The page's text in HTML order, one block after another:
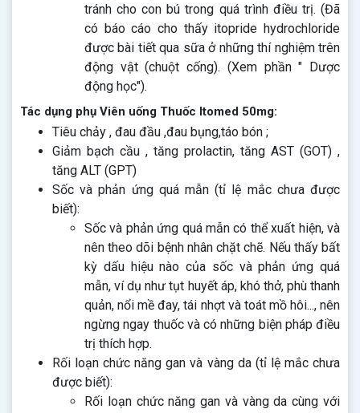
tránh cho con bú trong quá trình điều trị. (Đã
có báo cáo cho thấy itopride hydrochloride
được bài tiết qua sữa ở những thí nghiệm trên
động vật (chuột cống). (Xem phần " Dược
động học").
Tác dụng phụ Viên uống Thuốc Itomed 50mg:
Tiêu chảy , đau đầu ,đau bụng,táo bón ;
Giảm bạch cầu , tăng prolactin, tăng AST (GOT) ,
tăng ALT (GPT)
Sốc và phản ứng quá mẫn (tỉ lệ mắc chưa được
biết):
Sốc và phản ứng quá mẫn có thể xuất hiện, và
nên theo dõi bệnh nhân chặt chẽ. Nếu thấy bất
kỳ dấu hiệu nào của sốc và phản ứng quá
mẫn, ví dụ như tụt huyết áp, khó thở, phù thanh
quản, nổi mề đay, tái nhợt và toát mồ hôi..., nên
ngừng ngay thuốc và có những biện pháp điều
trị thích hợp.
Rối loạn chức năng gan và vàng da (tỉ lệ mắc chưa
được biết):
Rối loạn chức năng gan và vàng da cùng với